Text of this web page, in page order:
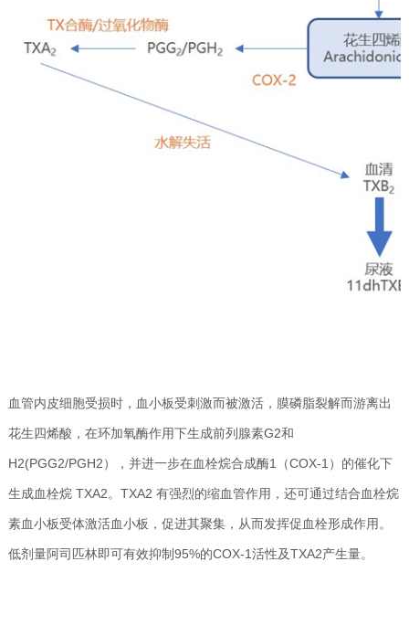
血管内皮细胞受损时，血小板受刺激而被激活，膜磷脂裂解而游离出
花生四烯酸，在环加氧酶作用下生成前列腺素G2和
H2(PGG2/PGH2），并进一步在血栓烷合成酶1（COX-1）的催化下
生成血栓烷 TXA2。TXA2 有强烈的缩血管作用，还可通过结合血栓烷
素血小板受体激活血小板，促进其聚集，从而发挥促血栓形成作用。
低剂量阿司匹林即可有效抑制95%的COX-1活性及TXA2产生量。